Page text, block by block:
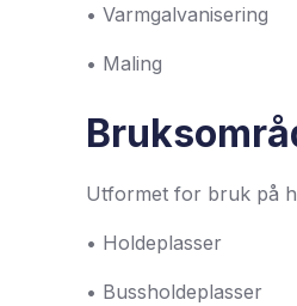
• Varmgalvanisering
• Maling
Utformet for bruk på
• Holdeplasser
• Bussholdeplasser